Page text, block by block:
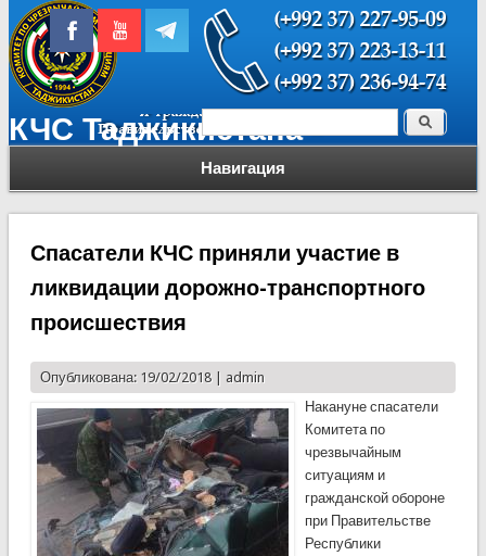
КЧС Таджикистана
Навигация
Форма поиска Поиск
Спасатели КЧС приняли участие в
ликвидации дорожно-транспортного
происшествия
Опубликована: 19/02/2018 | admin
Накануне спасатели
Комитета по
чрезвычайным
ситуациям и
гражданской обороне
при Правительстве
Республики